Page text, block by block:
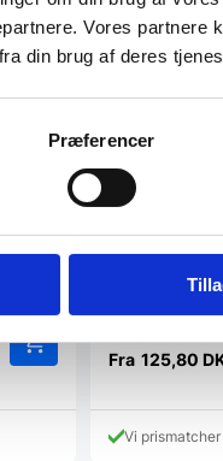
Vores
din brug af deres
Præferencer
Korkvæg
50 cm
100 x 50 cm.
Fra 125,80
Vi prismatcher